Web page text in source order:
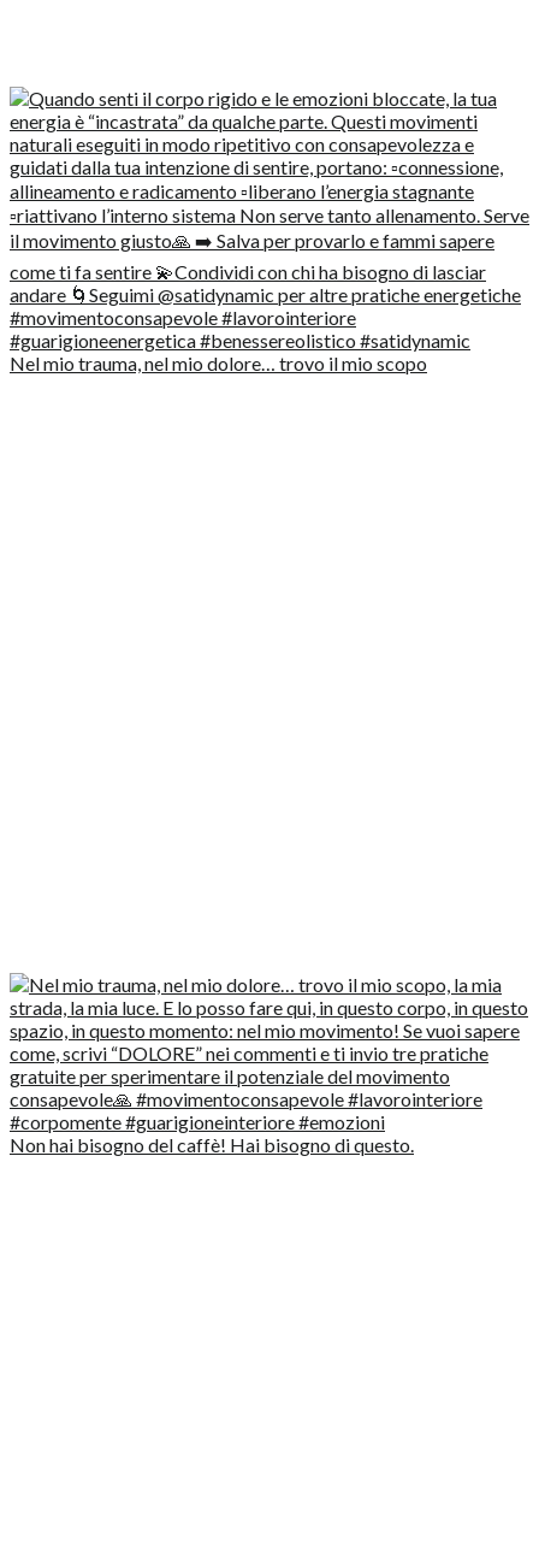
Nel mio trauma, nel mio dolore… trovo il mio scopo
Non hai bisogno del caffè! Hai bisogno di questo.